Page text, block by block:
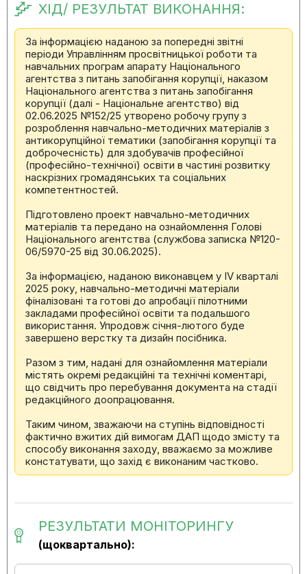
ХІД/ РЕЗУЛЬТАТ ВИКОНАННЯ:
За інформацією наданою за попередні звітні
періоди Управлінням просвітницької роботи та
навчальних програм апарату Національного
агентства з питань запобігання корупції, наказом
Національного агентства з питань запобігання
корупції (далі - Національне агентство) від
02.06.2025 №152/25 утворено робочу групу з
розроблення навчально-методичних матеріалів з
антикорупційної тематики (запобігання корупції та
доброчесність) для здобувачів професійної
(професійно-технічної) освіти в частині розвитку
наскрізних громадянських та соціальних
компетентностей.
Підготовлено проект навчально-методичних
матеріалів та передано на ознайомлення Голові
Національного агентства (службова записка №120-
06/5970-25 від 30.06.2025).
За інформацією, наданою виконавцем у IV кварталі
2025 року, навчально-методичні матеріали
фіналізовані та готові до апробації пілотними
закладами професійної освіти та подальшого
використання. Упродовж січня-лютого буде
завершено верстку та дизайн посібника.
Разом з тим, надані для ознайомлення матеріали
містять окремі редакційні та технічні коментарі,
що свідчить про перебування документа на стадії
редакційного доопрацювання.
Таким чином, зважаючи на ступінь відповідності
фактично вжитих дій вимогам ДАП щодо змісту та
способу виконання заходу, вважаємо за можливе
констатувати, що захід є виконаним частково.
РЕЗУЛЬТАТИ МОНІТОРИНГУ
(щоквартально):